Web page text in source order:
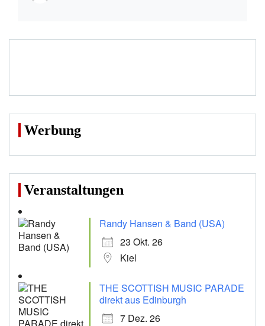
Werbung
Veranstaltungen
Randy Hansen & Band (USA)
23 Okt. 26
Kiel
THE SCOTTISH MUSIC PARADE
direkt aus Edinburgh
7 Dez. 26